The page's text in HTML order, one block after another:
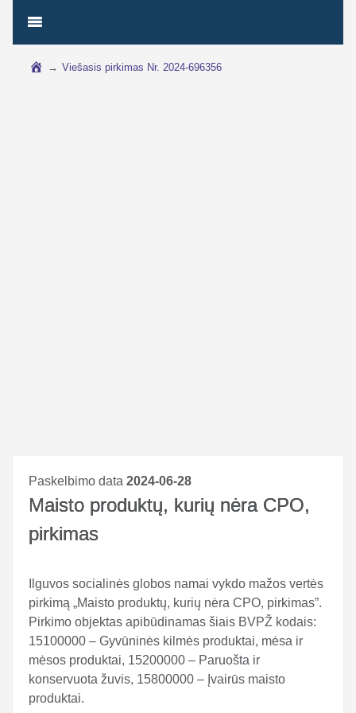
→ Viešasis pirkimas Nr. 2024-696356
Paskelbimo data 2024-06-28
Maisto produktų, kurių nėra CPO,
pirkimas
Ilguvos socialinės globos namai vykdo mažos vertės
pirkimą „Maisto produktų, kurių nėra CPO, pirkimas”.
Pirkimo objektas apibūdinamas šiais BVPŽ kodais:
15100000 – Gyvūninės kilmės produktai, mėsa ir
mėsos produktai, 15200000 – Paruošta ir
konservuota žuvis, 15800000 – Įvairūs maisto
produktai.